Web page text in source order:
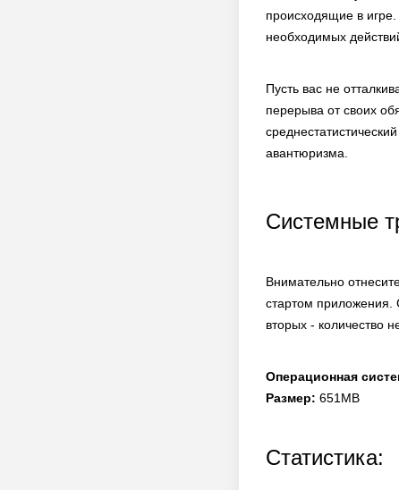
происходящие в
необходимых
Пусть вас не
перерыва от своих
авантюризма.
Системные
Внимательно
стартом приложения.
вторых - количество
Операционная
Размер: 651MB
Статистика: